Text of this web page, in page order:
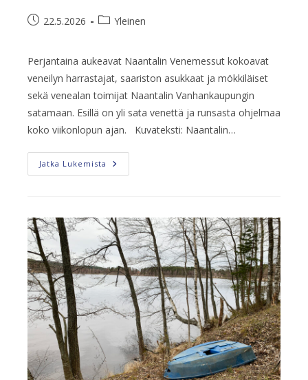
Artikkeli22.5.2026
Artikkelin
Yleinen
Perjantaina aukeavat Naantalin Venemessut kokoavat
veneilyn harrastajat, saariston asukkaat ja mökkiläiset
sekä venealan toimijat Naantalin Vanhankaupungin
satamaan. Esillä on yli sata venettä ja runsasta ohjelmaa
koko viikonlopun ajan. Kuvateksti: Naantalin…
Jatka Lukemista Veneilijät
Avaavat